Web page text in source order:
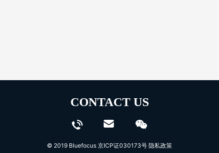
CONTACT US
© 2019 Bluefocus 京ICP证030173号 隐私政策